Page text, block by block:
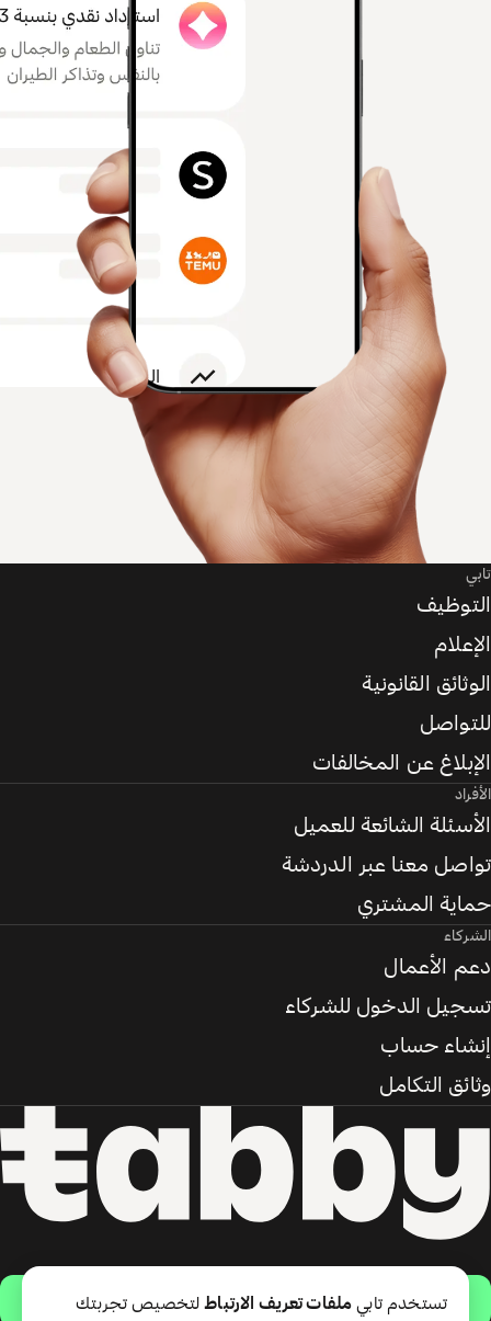
حمّل التطبيق
تابي
التوظيف
الإعلام
الوثائق القانونية
للتواصل
الإبلاغ عن المخالفات
الأفراد
الأسئلة الشائعة للعميل
تواصل معنا عبر الدردشة
حماية المشتري
الشركاء
دعم الأعمال
تسجيل الدخول للشركاء
إنشاء حساب
وثائق التكامل
تستخدم تابي ملفات تعريف الارتباطلتخصيص تجربتك